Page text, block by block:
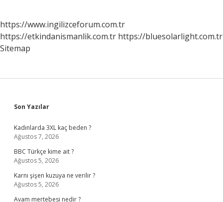
https://www.ingilizceforum.com.tr
https://etkindanismanlik.com.tr https://bluesolarlight.com.tr
Sitemap
Sidebar
Son Yazılar
Kadınlarda 3XL kaç beden ?
Ağustos 7, 2026
BBC Türkçe kime ait ?
Ağustos 5, 2026
Karnı şişen kuzuya ne verilir ?
Ağustos 5, 2026
Avam mertebesi nedir ?